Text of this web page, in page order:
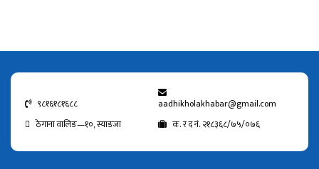
९८१६१८१६८८
aadhikholakhabar@gmail.com
ठेगाना वालिङ—१०, स्याङजा
क. र द नं. २१८३६८/७५/०७६